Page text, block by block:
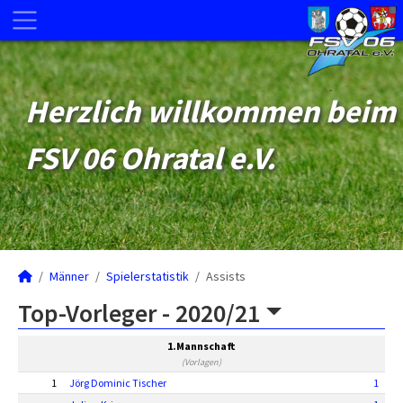
Herzlich willkommen beim
FSV 06 Ohratal e.V.
Männer Spielerstatistik Assists
Top-Vorleger - 2020/21
1.Mannschaft
(Vorlagen)
1 Jörg Dominic Tischer
1